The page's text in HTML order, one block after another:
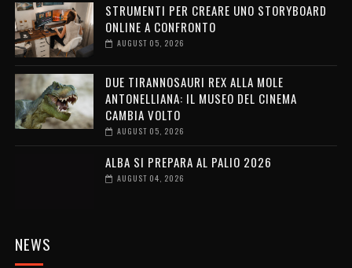
STRUMENTI PER CREARE UNO STORYBOARD
ONLINE A CONFRONTO
AUGUST 05, 2026
DUE TIRANNOSAURI REX ALLA MOLE
ANTONELLIANA: IL MUSEO DEL CINEMA
CAMBIA VOLTO
AUGUST 05, 2026
ALBA SI PREPARA AL PALIO 2026
AUGUST 04, 2026
NEWS